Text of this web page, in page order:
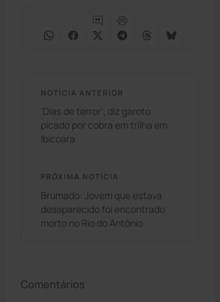
NOTÍCIA ANTERIOR
'Dias de terror', diz garoto
picado por cobra em trilha em
Ibicoara
PRÓXIMA NOTÍCIA
Brumado: Jovem que estava
desaparecido foi encontrado
morto no Rio do Antônio
Comentários